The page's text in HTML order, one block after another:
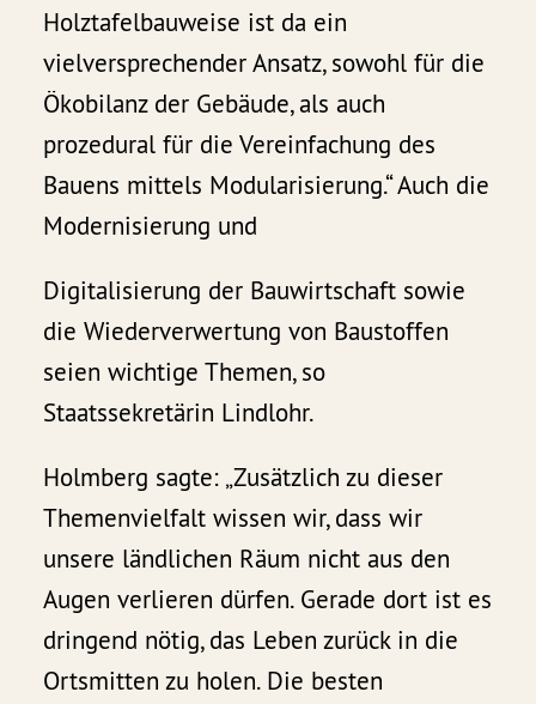
Holztafelbauweise ist da ein
vielversprechender Ansatz, sowohl für die
Ökobilanz der Gebäude, als auch
prozedural für die Vereinfachung des
Bauens mittels Modularisierung.“ Auch die
Modernisierung und
Digitalisierung der Bauwirtschaft sowie
die Wiederverwertung von Baustoffen
seien wichtige Themen, so
Staatssekretärin Lindlohr.
Holmberg sagte: „Zusätzlich zu dieser
Themenvielfalt wissen wir, dass wir
unsere ländlichen Räum nicht aus den
Augen verlieren dürfen. Gerade dort ist es
dringend nötig, das Leben zurück in die
Ortsmitten zu holen. Die besten